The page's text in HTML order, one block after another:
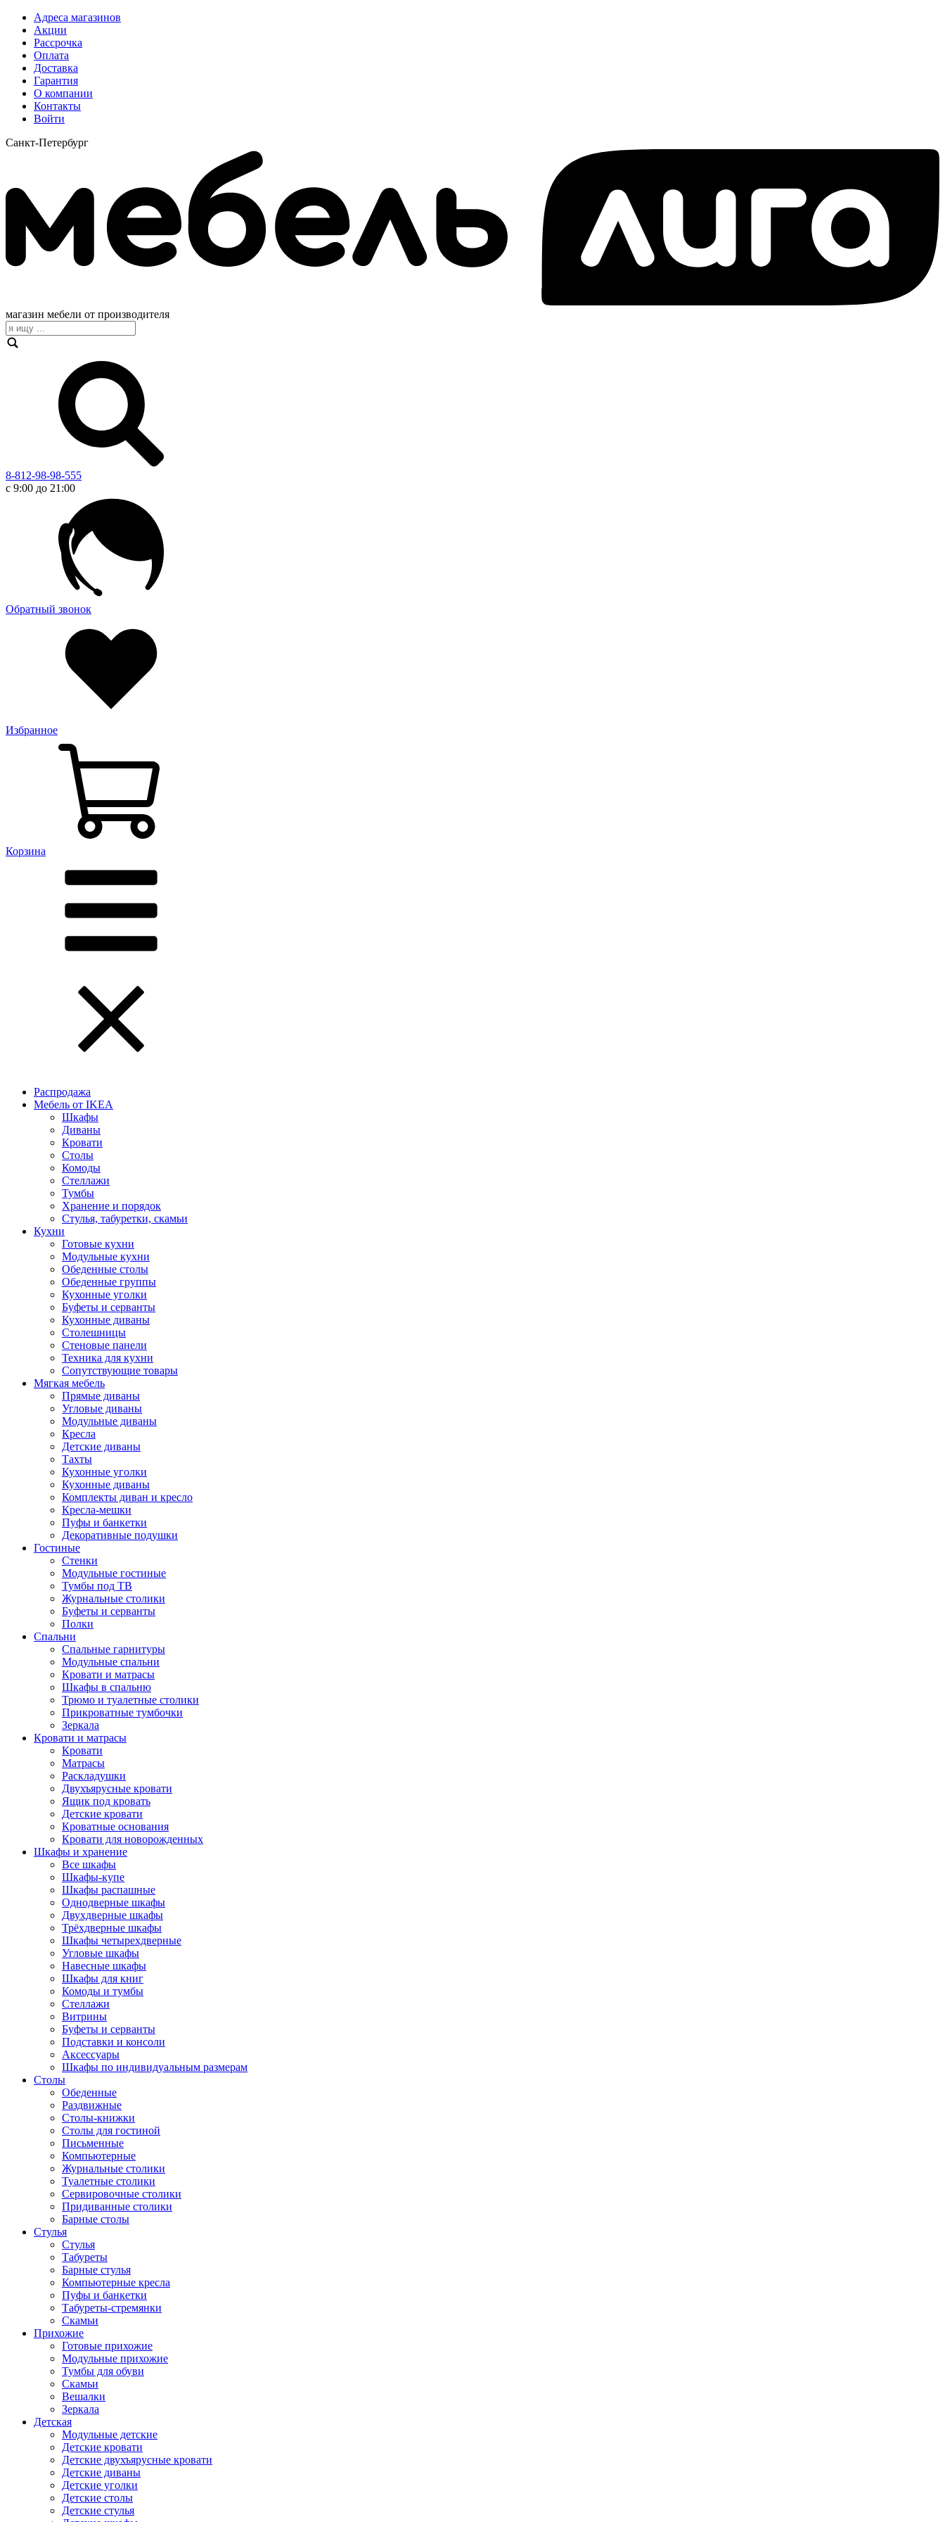
Адреса магазинов
Акции
Рассрочка
Оплата
Доставка
Гарантия
О компании
Контакты
Войти
Санкт-Петербург
магазин мебели от производителя
8-812-98-98-555
с 9:00 до 21:00
Обратный звонок
Избранное
Корзина
Распродажа
Мебель от IKEA
Шкафы
Диваны
Кровати
Столы
Комоды
Стеллажи
Тумбы
Хранение и порядок
Стулья, табуретки, скамьи
Кухни
Готовые кухни
Модульные кухни
Обеденные столы
Обеденные группы
Кухонные уголки
Буфеты и серванты
Кухонные диваны
Столешницы
Стеновые панели
Техника для кухни
Сопутствующие товары
Мягкая мебель
Прямые диваны
Угловые диваны
Модульные диваны
Кресла
Детские диваны
Тахты
Кухонные уголки
Кухонные диваны
Комплекты диван и кресло
Кресла-мешки
Пуфы и банкетки
Декоративные подушки
Гостиные
Стенки
Модульные гостиные
Тумбы под ТВ
Журнальные столики
Буфеты и серванты
Полки
Спальни
Спальные гарнитуры
Модульные спальни
Кровати и матрасы
Шкафы в спальню
Трюмо и туалетные столики
Прикроватные тумбочки
Зеркала
Кровати и матрасы
Кровати
Матрасы
Раскладушки
Двухъярусные кровати
Ящик под кровать
Детские кровати
Кроватные основания
Кровати для новорожденных
Шкафы и хранение
Все шкафы
Шкафы-купе
Шкафы распашные
Однодверные шкафы
Двухдверные шкафы
Трёхдверные шкафы
Шкафы четырехдверные
Угловые шкафы
Навесные шкафы
Шкафы для книг
Комоды и тумбы
Стеллажи
Витрины
Буфеты и серванты
Подставки и консоли
Аксессуары
Шкафы по индивидуальным размерам
Столы
Обеденные
Раздвижные
Столы-книжки
Столы для гостиной
Письменные
Компьютерные
Журнальные столики
Туалетные столики
Сервировочные столики
Придиванные столики
Барные столы
Стулья
Стулья
Табуреты
Барные стулья
Компьютерные кресла
Пуфы и банкетки
Табуреты-стремянки
Скамьи
Прихожие
Готовые прихожие
Модульные прихожие
Тумбы для обуви
Скамьи
Вешалки
Зеркала
Детская
Модульные детские
Детские кровати
Детские двухъярусные кровати
Детские диваны
Детские уголки
Детские столы
Детские стулья